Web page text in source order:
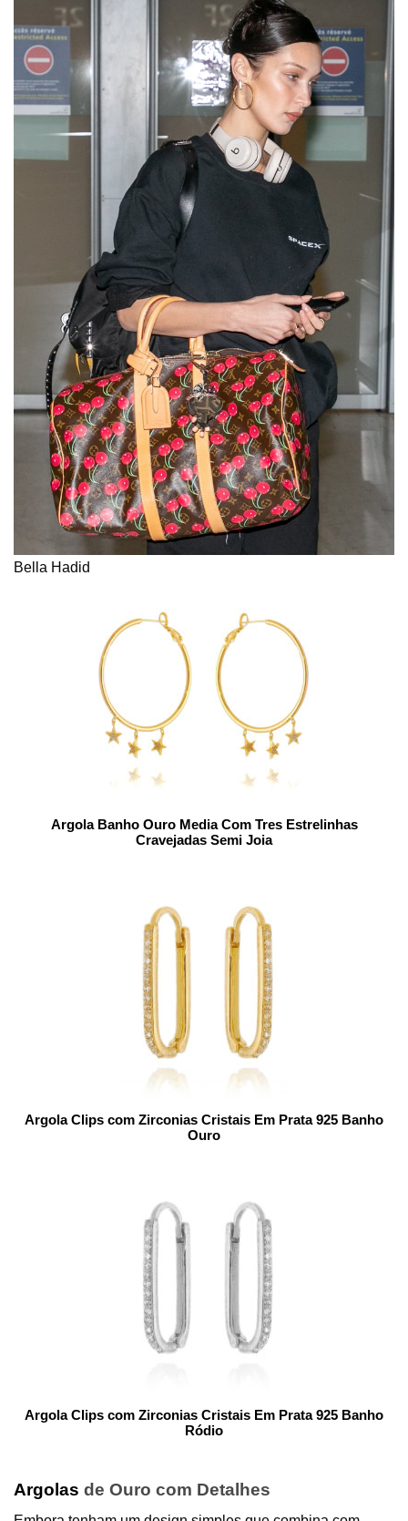
Bella Hadid
Argola Banho Ouro Media Com Tres Estrelinhas
Cravejadas Semi Joia
Argola Clips com Zirconias Cristais Em Prata 925 Banho
Ouro
Argola Clips com Zirconias Cristais Em Prata 925 Banho
Ródio
Argolas de Ouro com Detalhes